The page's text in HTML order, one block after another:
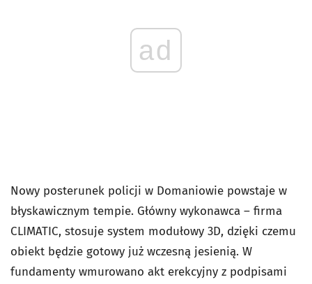
ad
Nowy posterunek policji w Domaniowie powstaje w
błyskawicznym tempie. Główny wykonawca – firma
CLIMATIC, stosuje system modułowy 3D, dzięki czemu
obiekt będzie gotowy już wczesną jesienią. W
fundamenty wmurowano akt erekcyjny z podpisami